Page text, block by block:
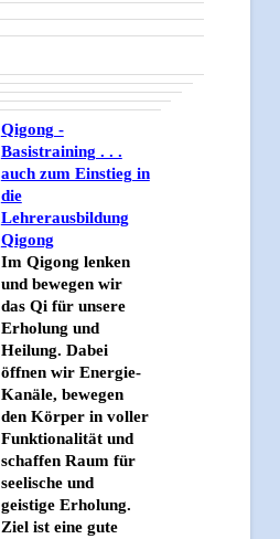
Qigong -
Basistraining . . .
auch zum Einstieg in
die
Lehrerausbildung
Qigong
Im Qigong lenken
und bewegen wir
das Qi für unsere
Erholung und
Heilung. Dabei
öffnen wir Energie-
Kanäle, bewegen
den Körper in voller
Funktionalität und
schaffen Raum für
seelische und
geistige Erholung.
Ziel ist eine gute